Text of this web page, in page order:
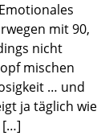
mit 90,
nicht
mischen
… und
ja täglich wie
[…]